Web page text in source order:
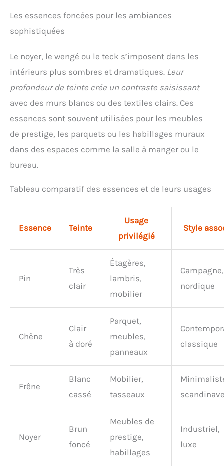
Les essences foncées pour les ambiances
sophistiquées
Le noyer, le wengé ou le teck s’imposent dans les
intérieurs plus sombres et dramatiques. Leur
profondeur de teinte crée un contraste saisissant
avec des murs blancs ou des textiles clairs. Ces
essences sont souvent utilisées pour les meubles
de prestige, les parquets ou les habillages muraux
dans des espaces comme la salle à manger ou le
bureau.
Tableau comparatif des essences et de leurs usages
Essence Teinte
Usage
privilégié
Style
Pin
Très
clair
Étagères,
lambris,
mobilier
Campagne,
nordique
Chêne
Clair
à doré
Parquet,
meubles,
panneaux
classique
Frêne
Blanc
cassé
Mobilier,
tasseaux
Noyer
Brun
foncé
Meubles de
prestige,
habillages
Industriel,
luxe